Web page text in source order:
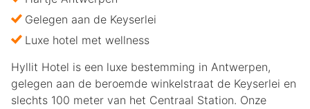
Gelegen aan de Keyserlei
Luxe hotel met wellness
Hyllit Hotel is een luxe bestemming in Antwerpen,
gelegen aan de beroemde winkelstraat de Keyserlei en
slechts 100 meter van het Centraal Station. Onze